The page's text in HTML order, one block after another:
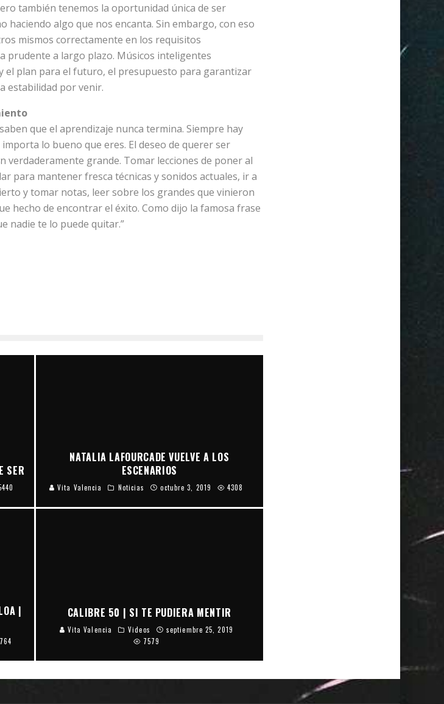
también tenemos la oportunidad única de ser
algo que nos encanta. Sin embargo, con eso
mismos correctamente en los requisitos
prudente a largo plazo. Músicos inteligentes
el plan para el futuro, el presupuesto para garantizar
estabilidad por venir.
que el aprendizaje nunca termina. Siempre hay
lo bueno que eres. El deseo de querer ser
verdaderamente grande. Tomar lecciones de poner al
para mantener fresca técnicas y sonidos actuales, ir a
y tomar notas, leer sobre los grandes que vinieron
hecho de encontrar el éxito. Como dijo la famosa frase
nadie te lo puede quitar.”
SER
NATALIA LAFOURCADE VUELVE A LOS
ESCENARIOS
Vita Valencia Noticias octubre 3, 2019 4308
|
CALIBRE 50 | SI TE PUDIERA MENTIR
Vita Valencia Videos
septiembre 25, 2019
7579